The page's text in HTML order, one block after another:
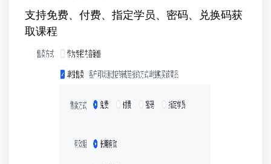
支持免费、付费、指定学员、密码、兑换码获
取课程